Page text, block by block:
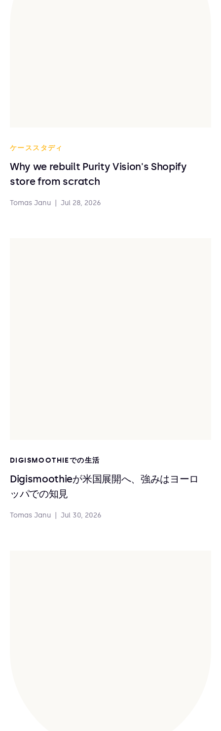
ケーススタディ
Why we rebuilt Purity Vision's Shopify
store from scratch
Tomas Janu Jul 28, 2026
DIGISMOOTHIEでの生活
Digismoothieが米国展開へ、強みはヨーロ
ッパでの知見
Tomas Janu Jul 30, 2026